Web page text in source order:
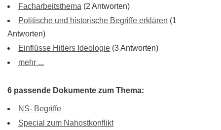
Facharbeitsthema (2 Antworten)
Politische und historische Begriffe erklären (1
Antworten)
Einflüsse Hitlers Ideologie (3 Antworten)
mehr ...
6 passende Dokumente zum Thema:
NS- Begriffe
Special zum Nahostkonflikt